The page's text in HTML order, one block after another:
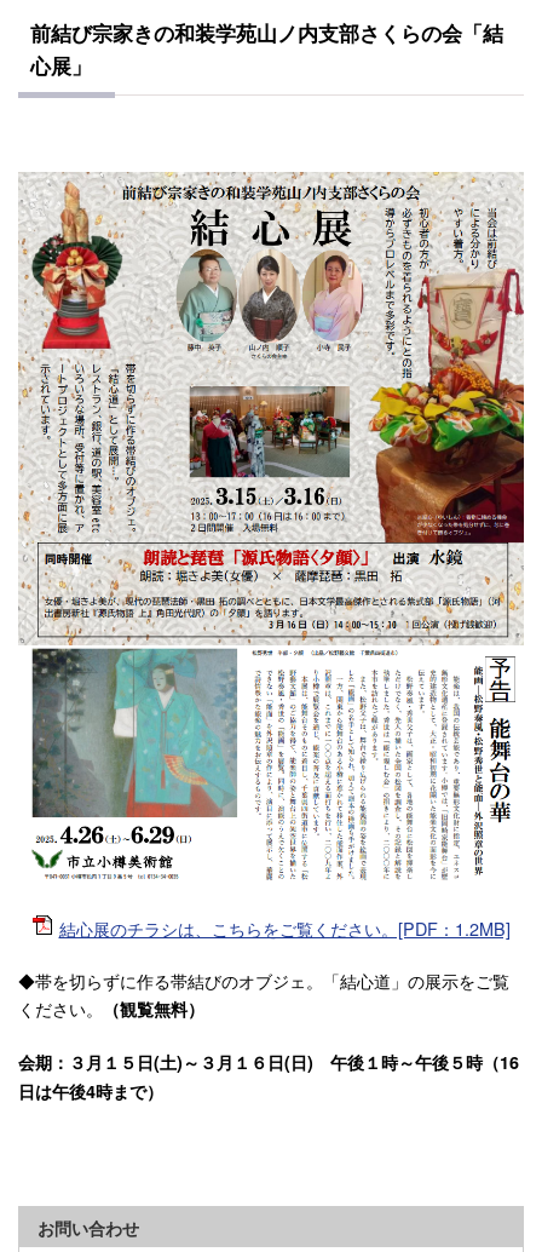
前結び宗家きの和装学苑山ノ内支部さくらの会「結
心展」
結心展のチラシは、こちらをご覧ください。[PDF：1.2MB]
◆帯を切らずに作る帯結びのオブジェ。「結心道」の展示をご覧
ください。
（観覧無料）
会期：３月１５日(土)～３月１６日(日) 午後１時～午後５時（16
日は午後4時まで）
お問い合わせ